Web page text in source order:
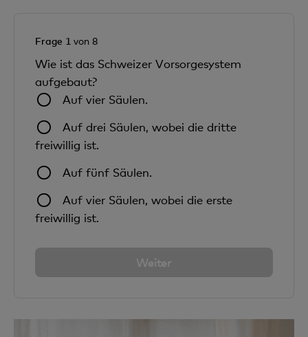
Frage 1 von 8
Wie ist das Schweizer Vorsorgesystem
aufgebaut?
Auf vier Säulen.
Auf drei Säulen, wobei die dritte
freiwillig ist.
Auf fünf Säulen.
Auf vier Säulen, wobei die erste
freiwillig ist.
Weiter